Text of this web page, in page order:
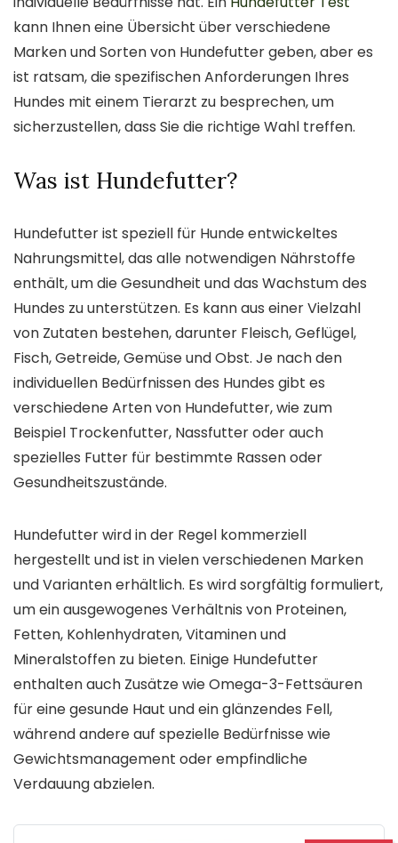
kann Ihnen eine Übersicht über verschiedene
Marken und Sorten von Hundefutter geben, aber es
ist ratsam, die spezifischen Anforderungen Ihres
Hundes mit einem Tierarzt zu besprechen, um
sicherzustellen, dass Sie die richtige Wahl treffen.
Was ist Hundefutter?
Hundefutter ist speziell für Hunde entwickeltes
Nahrungsmittel, das alle notwendigen Nährstoffe
enthält, um die Gesundheit und das Wachstum des
Hundes zu unterstützen. Es kann aus einer Vielzahl
von Zutaten bestehen, darunter Fleisch, Geflügel,
Fisch, Getreide, Gemüse und Obst. Je nach den
individuellen Bedürfnissen des Hundes gibt es
verschiedene Arten von Hundefutter, wie zum
Beispiel Trockenfutter, Nassfutter oder auch
spezielles Futter für bestimmte Rassen oder
Gesundheitszustände.
Hundefutter wird in der Regel kommerziell
hergestellt und ist in vielen verschiedenen Marken
und Varianten erhältlich. Es wird sorgfältig formuliert,
um ein ausgewogenes Verhältnis von Proteinen,
Fetten, Kohlenhydraten, Vitaminen und
Mineralstoffen zu bieten. Einige Hundefutter
enthalten auch Zusätze wie Omega-3-Fettsäuren
für eine gesunde Haut und ein glänzendes Fell,
während andere auf spezielle Bedürfnisse wie
Gewichtsmanagement oder empfindliche
Verdauung abzielen.